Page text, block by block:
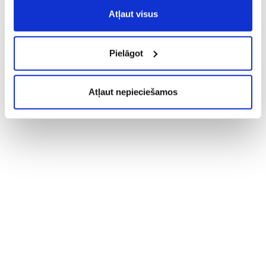
Atļaut visus
Pielāgot
Atļaut nepieciešamos